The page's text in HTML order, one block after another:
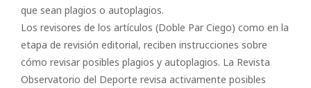
que sean plagios o autoplagios.
Los revisores de los artículos (Doble Par Ciego) como en la
etapa de revisión editorial, reciben instrucciones sobre
cómo revisar posibles plagios y autoplagios. La Revista
Observatorio del Deporte revisa activamente posibles